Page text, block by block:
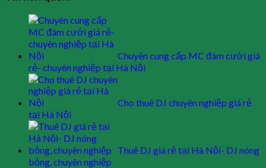
Chuyên cung cấp MC đám cưới giá
rẻ- chuyên nghiệp tại Hà Nội
Cho thuê DJ chuyên nghiệp giá rẻ
tại Hà Nội
Thuê DJ giá rẻ tại Hà Nội- DJ nóng
bỏng, chuyên nghiệp